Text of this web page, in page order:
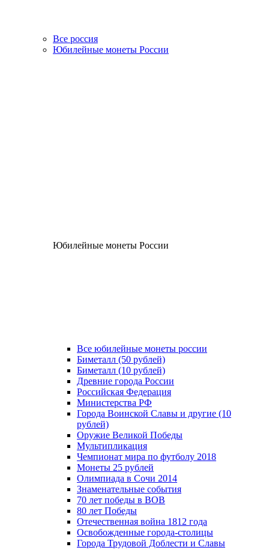
Все россия
Юбилейные монеты России
Юбилейные монеты России
Все юбилейные монеты россии
Биметалл (50 рублей)
Биметалл (10 рублей)
Древние города России
Российская Федерация
Министерства РФ
Города Воинской Славы и другие (10
рублей)
Оружие Великой Победы
Мультипликация
Чемпионат мира по футболу 2018
Монеты 25 рублей
Олимпиада в Сочи 2014
Знаменательные события
70 лет победы в ВОВ
80 лет Победы
Отечественная война 1812 года
Освобожденные города-столицы
Города Трудовой Доблести и Славы